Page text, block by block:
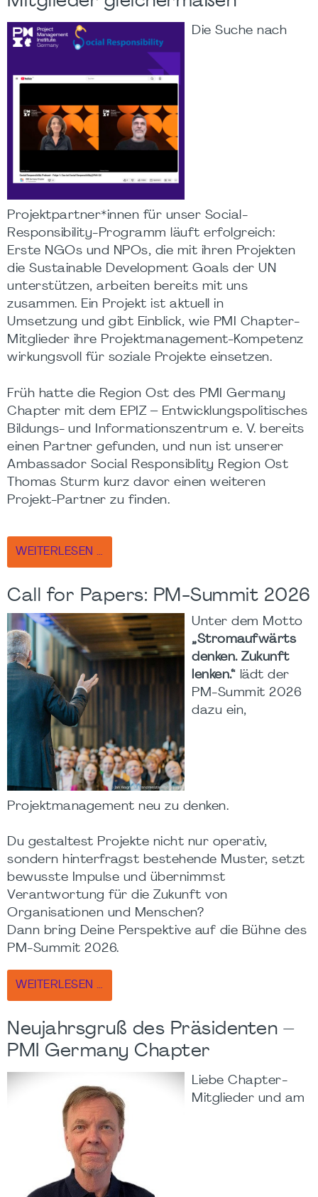
Die Suche nach
Projektpartner*innen für unser Social-
Responsibility-Programm läuft erfolgreich:
Erste NGOs und NPOs, die mit ihren Projekten
die Sustainable Development Goals der UN
unterstützen, arbeiten bereits mit uns
zusammen. Ein Projekt ist aktuell in
Umsetzung und gibt Einblick, wie PMI Chapter-
Mitglieder ihre Projektmanagement-Kompetenz
wirkungsvoll für soziale Projekte einsetzen.
Früh hatte die Region Ost des PMI Germany
Chapter mit dem EPIZ – Entwicklungspolitisches
Bildungs- und Informationszentrum e. V. bereits
einen Partner gefunden, und nun ist unserer
Ambassador Social Responsiblity Region Ost
Thomas Sturm kurz davor einen weiteren
Projekt-Partner zu finden.
WEITERLESEN …
Call for Papers: PM-Summit 2026
Unter dem Motto
„Stromaufwärts
denken. Zukunft
lenken.“ lädt der
PM-Summit 2026
dazu ein,
Projektmanagement neu zu denken.
Du gestaltest Projekte nicht nur operativ,
sondern hinterfragst bestehende Muster, setzt
bewusste Impulse und übernimmst
Verantwortung für die Zukunft von
Organisationen und Menschen?
Dann bring Deine Perspektive auf die Bühne des
PM-Summit 2026.
WEITERLESEN …
Neujahrsgruß des Präsidenten –
PMI Germany Chapter
Liebe Chapter-
Mitglieder und am